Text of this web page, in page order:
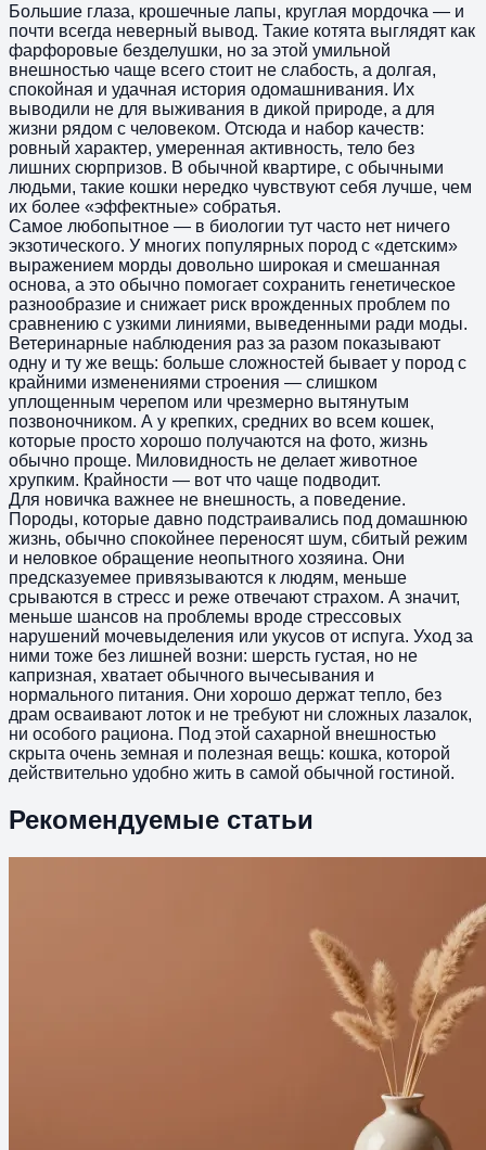
Большие глаза, крошечные лапы, круглая мордочка — и
почти всегда неверный вывод. Такие котята выглядят как
фарфоровые безделушки, но за этой умильной
внешностью чаще всего стоит не слабость, а долгая,
спокойная и удачная история одомашнивания. Их
выводили не для выживания в дикой природе, а для
жизни рядом с человеком. Отсюда и набор качеств:
ровный характер, умеренная активность, тело без
лишних сюрпризов. В обычной квартире, с обычными
людьми, такие кошки нередко чувствуют себя лучше, чем
их более «эффектные» собратья.
Самое любопытное — в биологии тут часто нет ничего
экзотического. У многих популярных пород с «детским»
выражением морды довольно широкая и смешанная
основа, а это обычно помогает сохранить генетическое
разнообразие и снижает риск врожденных проблем по
сравнению с узкими линиями, выведенными ради моды.
Ветеринарные наблюдения раз за разом показывают
одну и ту же вещь: больше сложностей бывает у пород с
крайними изменениями строения — слишком
уплощенным черепом или чрезмерно вытянутым
позвоночником. А у крепких, средних во всем кошек,
которые просто хорошо получаются на фото, жизнь
обычно проще. Миловидность не делает животное
хрупким. Крайности — вот что чаще подводит.
Для новичка важнее не внешность, а поведение.
Породы, которые давно подстраивались под домашнюю
жизнь, обычно спокойнее переносят шум, сбитый режим
и неловкое обращение неопытного хозяина. Они
предсказуемее привязываются к людям, меньше
срываются в стресс и реже отвечают страхом. А значит,
меньше шансов на проблемы вроде стрессовых
нарушений мочевыделения или укусов от испуга. Уход за
ними тоже без лишней возни: шерсть густая, но не
капризная, хватает обычного вычесывания и
нормального питания. Они хорошо держат тепло, без
драм осваивают лоток и не требуют ни сложных лазалок,
ни особого рациона. Под этой сахарной внешностью
скрыта очень земная и полезная вещь: кошка, которой
действительно удобно жить в самой обычной гостиной.
Рекомендуемые статьи